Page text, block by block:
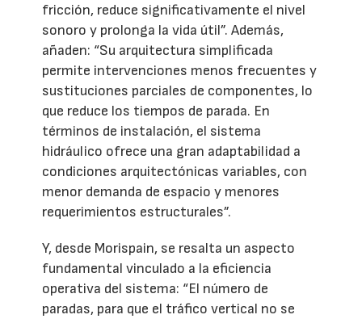
fricción, reduce significativamente el nivel
sonoro y prolonga la vida útil”. Además,
añaden: “Su arquitectura simplificada
permite intervenciones menos frecuentes y
sustituciones parciales de componentes, lo
que reduce los tiempos de parada. En
términos de instalación, el sistema
hidráulico ofrece una gran adaptabilidad a
condiciones arquitectónicas variables, con
menor demanda de espacio y menores
requerimientos estructurales”.
Y, desde Morispain, se resalta un aspecto
fundamental vinculado a la eficiencia
operativa del sistema: “El número de
paradas, para que el tráfico vertical no se